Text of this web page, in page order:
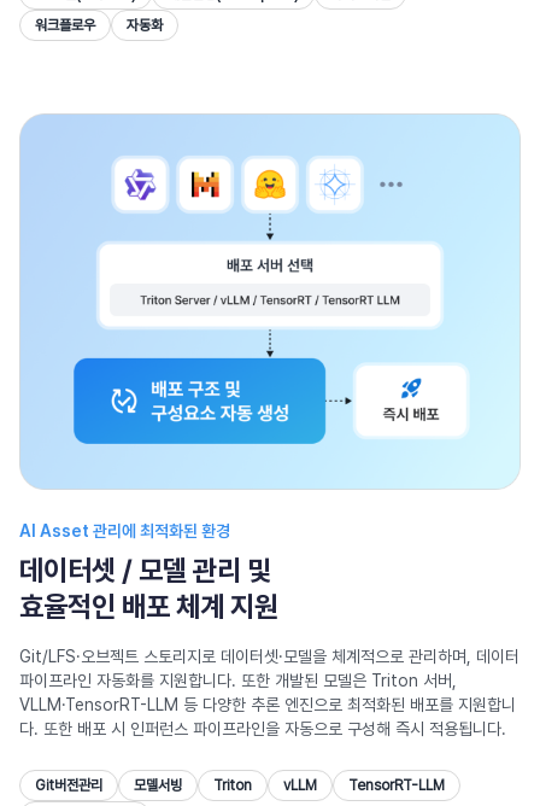
워크플로우
자동화
AI Asset 관리에 최적화된 환경
데이터셋 / 모델 관리 및
효율적인 배포 체계 지원
Git/LFS·오브젝트 스토리지로 데이터셋·모델을 체계적으로 관리하며, 데이터
파이프라인 자동화를 지원합니다. 또한 개발된 모델은 Triton 서버,
VLLM·TensorRT-LLM 등 다양한 추론 엔진으로 최적화된 배포를 지원합니
다. 또한 배포 시 인퍼런스 파이프라인을 자동으로 구성해 즉시 적용됩니다.
Git버전관리 모델서빙 Triton vLLM TensorRT-LLM